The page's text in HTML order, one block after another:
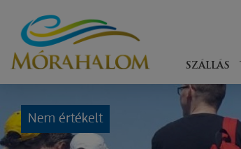
SZÁLLÁS
Nem értékelt